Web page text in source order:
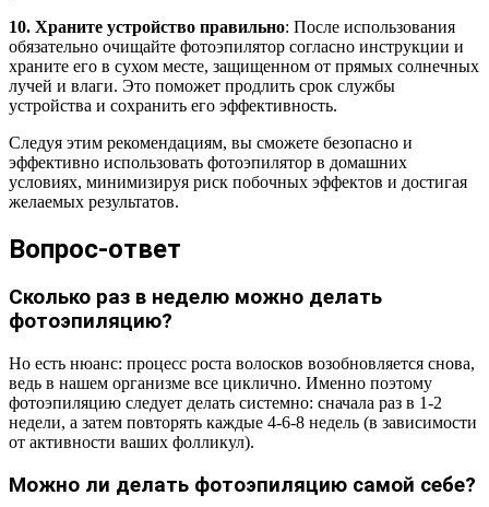
10. Храните устройство правильно: После использования
обязательно очищайте фотоэпилятор согласно инструкции и
храните его в сухом месте, защищенном от прямых солнечных
лучей и влаги. Это поможет продлить срок службы
устройства и сохранить его эффективность.
Следуя этим рекомендациям, вы сможете безопасно и
эффективно использовать фотоэпилятор в домашних
условиях, минимизируя риск побочных эффектов и достигая
желаемых результатов.
Вопрос-ответ
Сколько раз в неделю можно делать
фотоэпиляцию?
Но есть нюанс: процесс роста волосков возобновляется снова,
ведь в нашем организме все циклично. Именно поэтому
фотоэпиляцию следует делать системно: сначала раз в 1-2
недели, а затем повторять каждые 4-6-8 недель (в зависимости
от активности ваших фолликул).
Можно ли делать фотоэпиляцию самой себе?